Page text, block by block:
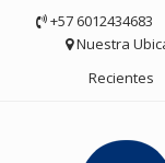
contenido
+57 6012434683
Nuestra
Recientes